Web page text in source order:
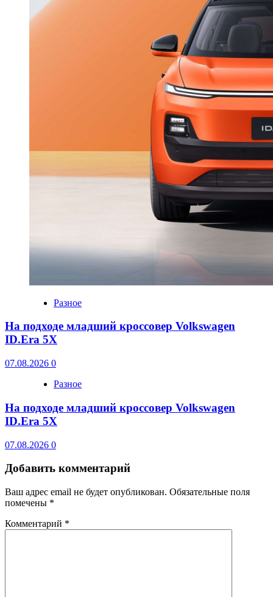
Разное
На подходе младший кроссовер Volkswagen
ID.Era 5X
07.08.2026 0
Разное
На подходе младший кроссовер Volkswagen
ID.Era 5X
07.08.2026 0
Добавить комментарий
Ваш адрес email не будет опубликован. Обязательные поля
помечены *
Комментарий *